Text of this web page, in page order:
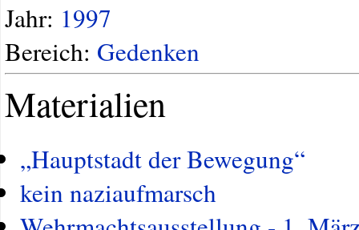
Jahr: 1997
Bereich: Gedenken
Materialien
„Hauptstadt der Bewegung“
kein naziaufmarsch